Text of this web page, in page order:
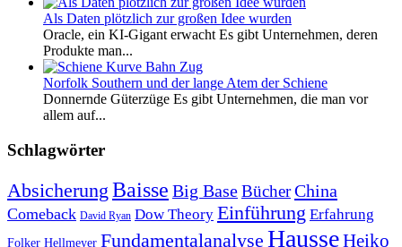
Als Daten plötzlich zur großen Idee wurden
Oracle, ein KI-Gigant erwacht Es gibt Unternehmen, deren
Produkte man...
Norfolk Southern und der lange Atem der Schiene
Donnernde Güterzüge Es gibt Unternehmen, die man vor
allem auf...
Schlagwörter
Absicherung Baisse Big BaseBücherChina
Comeback David Ryan Dow Theory Einführung Erfahrung
Folker Hellmeyer Fundamentalanalyse HausseHeiko